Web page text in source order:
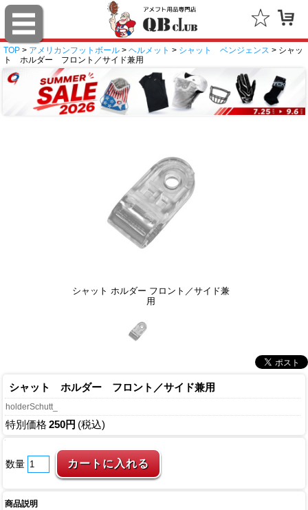
TOP > アメリカンフットボール > ヘルメット > シャット ベンジェンス > シャッ
ト ホルダー フロント／サイド兼用
シャット ホルダー フロント／サイド兼
用
シャット ホルダー フロント／サイド兼用
holderSchutt_
特別価格 250円 (税込)
数量
商品説明